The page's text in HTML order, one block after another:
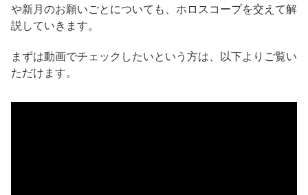
や新月のお願いごとについても、ホロスコープを交えて解
説していきます。
まずは動画でチェックしたいという方は、以下よりご覧い
ただけます。